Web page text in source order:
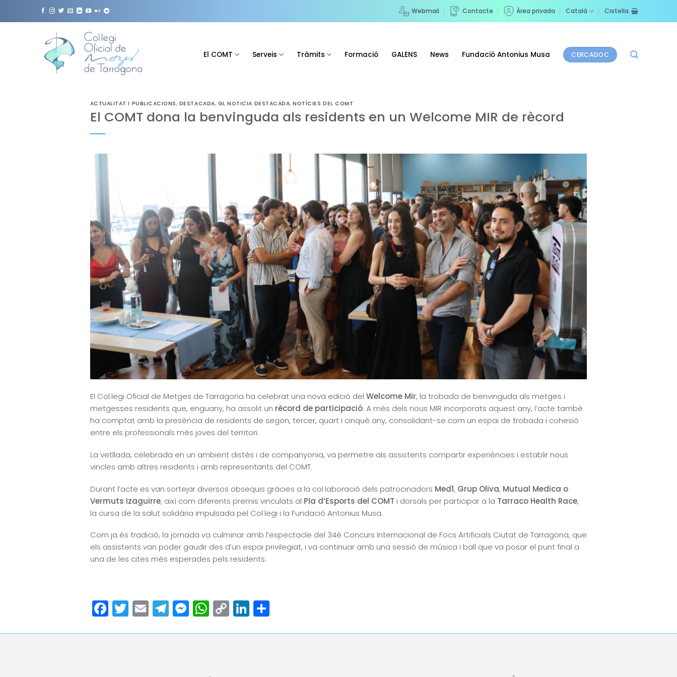
Webmail Contacte Àrea privada Català Cistella
El COMT Serveis Tràmits Formació GALENS News Fundació Antonius Musa CERCADOC
ACTUALITAT I PUBLICACIONS, DESTACADA, GL NOTICIA DESTACADA,NOTÍCIES DEL COMT
El COMT dona la benvinguda als residents en un Welcome MIR de rècord
El Col·legi Oficial de Metges de Tarragona ha celebrat una nova edició del Welcome Mir, la trobada de benvinguda als metges i
metgesses residents que, enguany, ha assolit un rècord de participació. A més dels nous MIR incorporats aquest any, l’acte també
ha comptat amb la presència de residents de segon, tercer, quart i cinquè any, consolidant-se com un espai de trobada i cohesió
entre els professionals més joves del territori.
La vetllada, celebrada en un ambient distès i de companyonia, va permetre als assistents compartir experiències i establir nous
vincles amb altres residents i amb representants del COMT.
Durant l’acte es van sortejar diversos obsequis gràcies a la col·laboració dels patrocinadors Med1, Grup Oliva, Mutual Medica o
Vermuts Izaguirre, així com diferents premis vinculats al Pla d’Esports del COMT i dorsals per participar a la Tarraco Health Race,
la cursa de la salut solidària impulsada pel Col·legi i la Fundació Antonius Musa.
Com ja és tradició, la jornada va culminar amb l’espectacle del 34è Concurs Internacional de Focs Artificials Ciutat de Tarragona, que
els assistents van poder gaudir des d’un espai privilegiat, i va continuar amb una sessió de música i ball que va posar el punt final a
una de les cites més esperades pels residents.
Facebook
Twitter
EmailTelegram
Messenger
WhatsApp
Copy
Link
LinkedIn
Comparteix